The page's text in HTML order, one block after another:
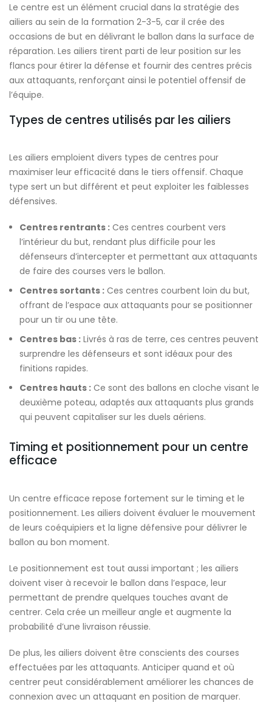
Le centre est un élément crucial dans la stratégie des
ailiers au sein de la formation 2-3-5, car il crée des
occasions de but en délivrant le ballon dans la surface de
réparation. Les ailiers tirent parti de leur position sur les
flancs pour étirer la défense et fournir des centres précis
aux attaquants, renforçant ainsi le potentiel offensif de
l’équipe.
Types de centres utilisés par les ailiers
Les ailiers emploient divers types de centres pour
maximiser leur efficacité dans le tiers offensif. Chaque
type sert un but différent et peut exploiter les faiblesses
défensives.
Centres rentrants : Ces centres courbent vers
l’intérieur du but, rendant plus difficile pour les
défenseurs d’intercepter et permettant aux attaquants
de faire des courses vers le ballon.
Centres sortants : Ces centres courbent loin du but,
offrant de l’espace aux attaquants pour se positionner
pour un tir ou une tête.
Centres bas : Livrés à ras de terre, ces centres peuvent
surprendre les défenseurs et sont idéaux pour des
finitions rapides.
Centres hauts : Ce sont des ballons en cloche visant le
deuxième poteau, adaptés aux attaquants plus grands
qui peuvent capitaliser sur les duels aériens.
Timing et positionnement pour un centre
efficace
Un centre efficace repose fortement sur le timing et le
positionnement. Les ailiers doivent évaluer le mouvement
de leurs coéquipiers et la ligne défensive pour délivrer le
ballon au bon moment.
Le positionnement est tout aussi important ; les ailiers
doivent viser à recevoir le ballon dans l’espace, leur
permettant de prendre quelques touches avant de
centrer. Cela crée un meilleur angle et augmente la
probabilité d’une livraison réussie.
De plus, les ailiers doivent être conscients des courses
effectuées par les attaquants. Anticiper quand et où
centrer peut considérablement améliorer les chances de
connexion avec un attaquant en position de marquer.